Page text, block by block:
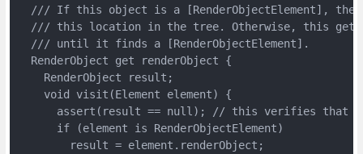
/// If this object is a [RenderObjectElement], the
/// this location in the tree. Otherwise, this
  /// until it finds a [RenderObjectElement].
  RenderObject get renderObject {
    RenderObject result;
    void visit(Element element) {
assert(result == null); // this verifies that
      if (element is RenderObjectElement)
        result = element.renderObject;